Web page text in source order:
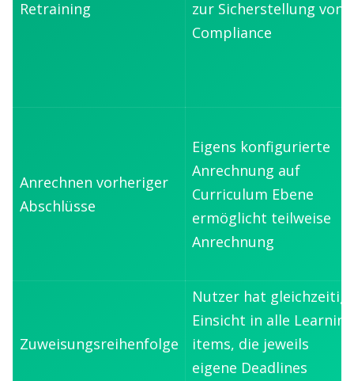
Retraining
zur Sicherstellung von
Compliance
Anrechnen vorheriger
Abschlüsse
Eigens konfigurierte
Anrechnung auf
Curriculum Ebene
ermöglicht teilweise
Anrechnung
Zuweisungsreihenfolge
Nutzer hat
Einsicht in alle Learning
items, die jeweils
eigene Deadlines